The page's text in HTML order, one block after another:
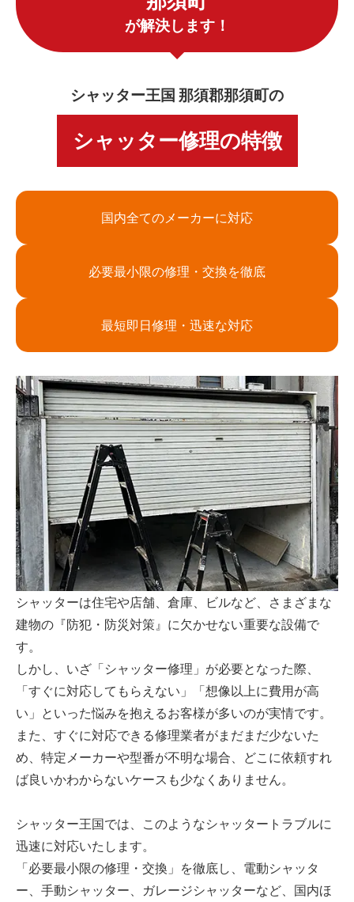
が解決します！
シャッター王国 那須郡那須町の
シャッター修理の特徴
国内全てのメーカーに対応
必要最小限の修理・交換を徹底
最短即日修理・迅速な対応
シャッターは住宅や店舗、倉庫、ビルなど、さまざまな
建物の『防犯・防災対策』に欠かせない重要な設備で
す。
しかし、いざ「シャッター修理」が必要となった際、
「すぐに対応してもらえない」「想像以上に費用が高
い」といった悩みを抱えるお客様が多いのが実情です。
また、すぐに対応できる修理業者がまだまだ少ないた
め、特定メーカーや型番が不明な場合、どこに依頼すれ
ば良いかわからないケースも少なくありません。
シャッター王国では、このようなシャッタートラブルに
迅速に対応いたします。
「必要最小限の修理・交換」を徹底し、電動シャッタ
ー、手動シャッター、ガレージシャッターなど、国内ほ